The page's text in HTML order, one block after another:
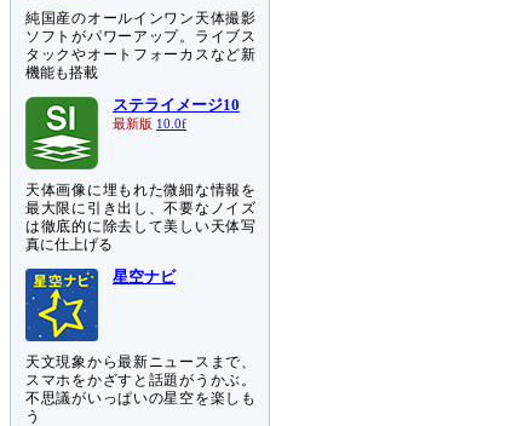
純国産のオールインワン天体撮影
ソフトがパワーアップ。ライブス
タックやオートフォーカスなど新
機能も搭載
ステライメージ10
最新版 10.0f
天体画像に埋もれた微細な情報を
最大限に引き出し、不要なノイズ
は徹底的に除去して美しい天体写
真に仕上げる
星空ナビ
天文現象から最新ニュースまで、
スマホをかざすと話題がうかぶ。
不思議がいっぱいの星空を楽しも
う